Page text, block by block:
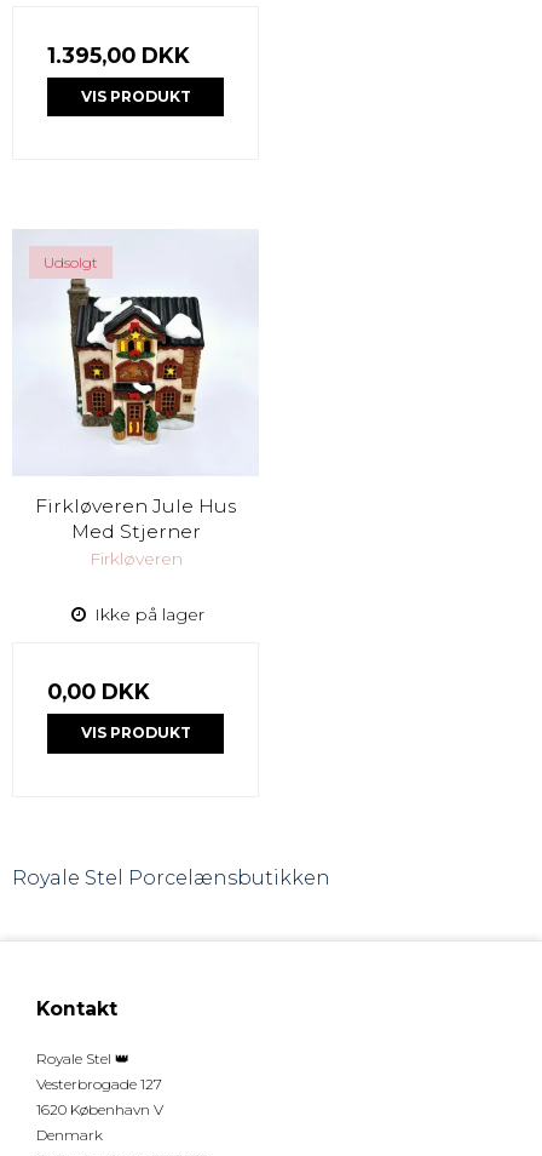
1.395,00 DKK
VIS PRODUKT
Udsolgt
Firkløveren Jule Hus
Med Stjerner
Firkløveren
Ikke på lager
0,00 DKK
VIS PRODUKT
Royale Stel Porcelænsbutikken
Kontakt
Royale Stel 👑
Vesterbrogade 127
1620 København V
Denmark